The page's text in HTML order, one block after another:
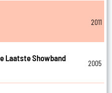
2011
Laatste Showband
2005